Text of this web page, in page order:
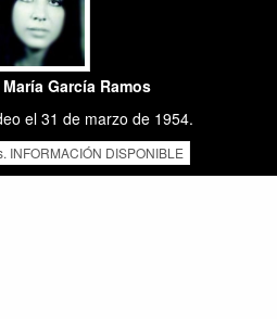
García Ramos
el 31 de marzo de 1954.
INFORMACIÓN DISPONIBLE